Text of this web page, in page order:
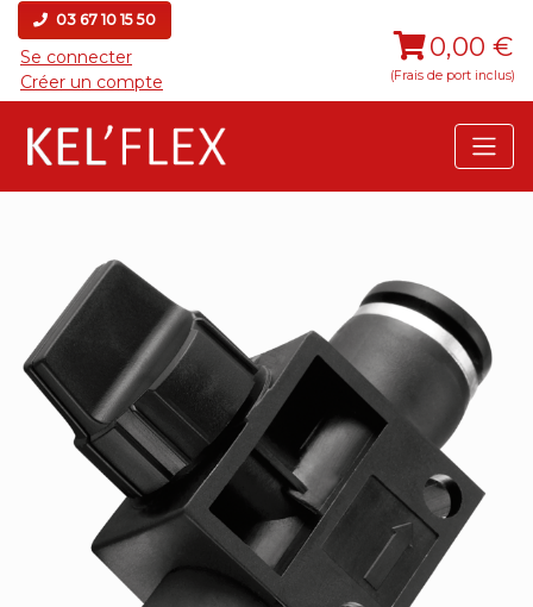
03 67 10 15 50
Se connecter
Créer un compte
0,00 €
(Frais de port inclus)